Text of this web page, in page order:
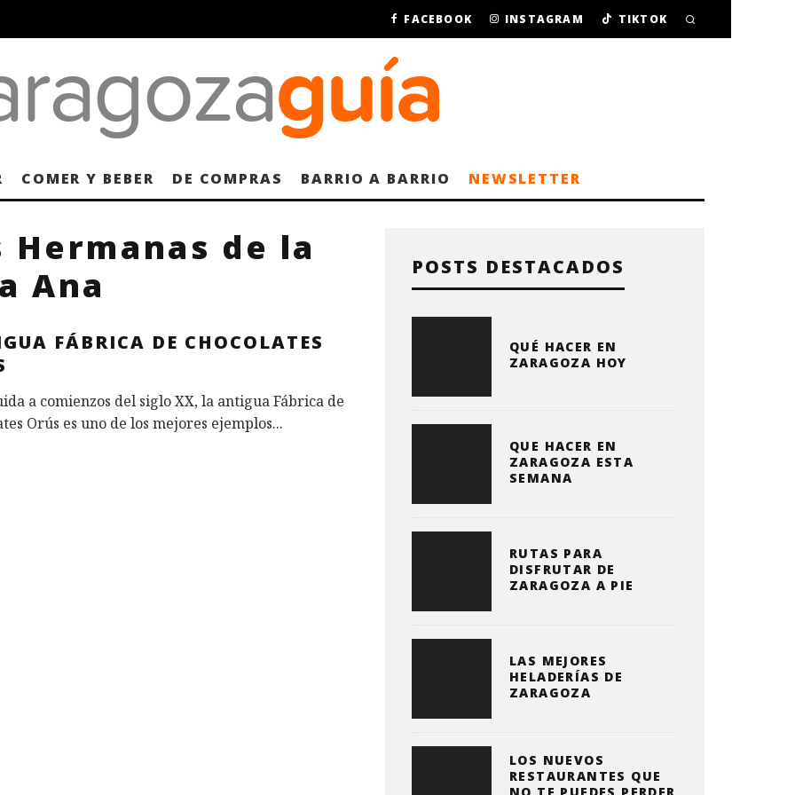
FACEBOOK INSTAGRAM TIKTOK
COMER Y BEBER DE COMPRAS BARRIO A BARRIO NEWSLETTER
de la
Ana
FÁBRICA DE CHOCOLATES
a comienzos del siglo XX, la antigua Fábrica de
Orús es uno de los mejores ejemplos...
POSTS DESTACADOS
QUÉ HACER EN
ZARAGOZA HOY
QUE HACER EN
ZARAGOZA ESTA
SEMANA
RUTAS PARA
DISFRUTAR DE
ZARAGOZA A PIE
LAS MEJORES
HELADERÍAS DE
ZARAGOZA
LOS NUEVOS
RESTAURANTES QUE
NO TE PUEDES PERDER